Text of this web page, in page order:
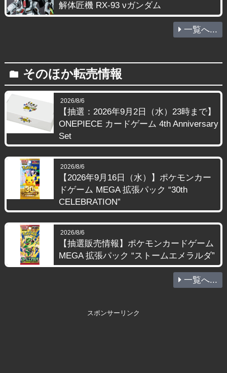
解体匠機 RX-93 νガンダム
一覧へ...
folder そのほか転売情報
2026/8/6
【抽選：2026年9月2日（水）23時まで】
ONEPIECE カードゲーム 4th Anniversary
Set
2026/8/6
【2026年9月16日（水）】ポケモンカー
ドゲーム MEGA 拡張パック “30th
CELEBRATION”
2026/8/6
【抽選販売情報】ポケモンカードゲーム
MEGA 拡張パック “ストームエメラルダ”
一覧へ...
スポンサーリンク